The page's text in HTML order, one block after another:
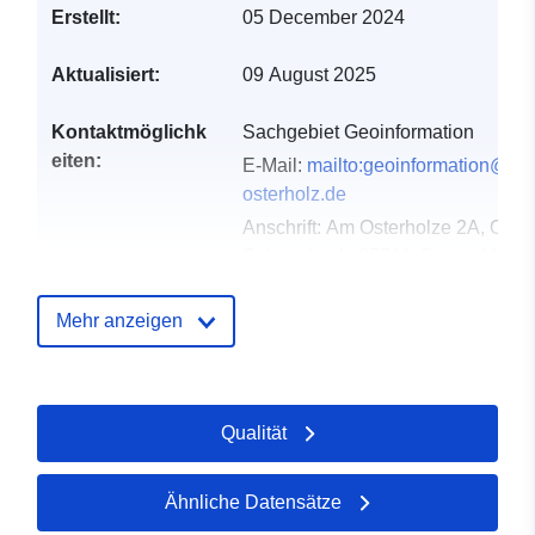
Erstellt: 05 December 2024
Aktualisiert: 09 August 2025
Kontaktmöglichk
eiten:
Sachgebiet Geoinformation
E-Mail:
osterholz.de
Anschrift: Am Osterholze 2A,
Verzeichnis der
Zu data.europa.eu hinzugefügt:
21 February 2026
Aktualisiert auf data.europa.eu:
26 April 2026
Mehr anzeigen
Qualität
Ähnliche Datensätze